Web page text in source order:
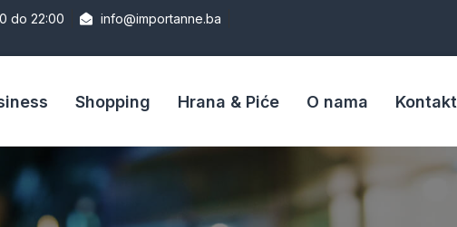
do 22:00
info@importanne.ba
Shopping Hrana & Piće O nama Kontakt